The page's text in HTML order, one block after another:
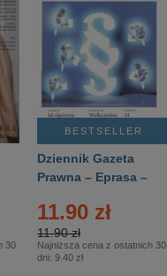
30
BESTSELLER
Dziennik Gazeta
Prawna – Eprasa –
11.90 zł
11.90 zł
Najniższa cena z ostatnich 30
dni: 9.40 zł